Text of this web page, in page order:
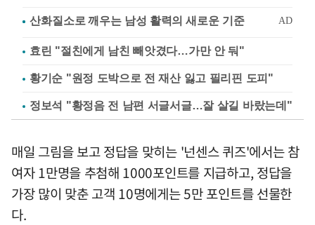
효린 "절친에게 남친 빼앗겼다…가만 안 둬"
황기순 "원정 도박으로 전 재산 잃고 필리핀 도피"
정보석 "황정음 전 남편 서글서글…잘 살길 바랐는데"
매일 그림을 보고 정답을 맞히는 '넌센스 퀴즈'에서는 참
여자 1만명을 추첨해 1000포인트를 지급하고, 정답을
가장 많이 맞춘 고객 10명에게는 5만 포인트를 선물한
다.